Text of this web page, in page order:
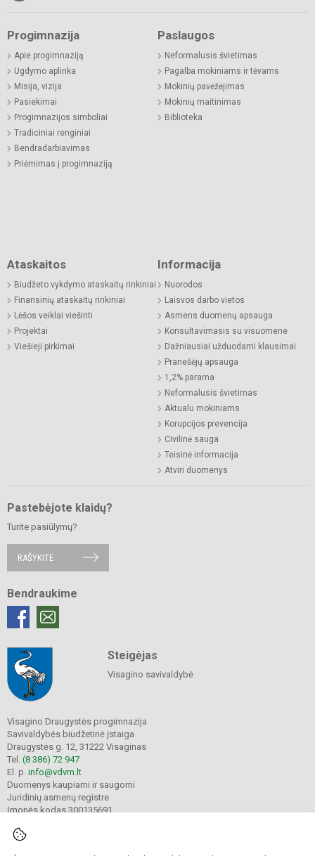
Progimnazija
Apie progimnaziją
Ugdymo aplinka
Misija, vizija
Pasiekimai
Progimnazijos simboliai
Tradiciniai renginiai
Bendradarbiavimas
Priėmimas į progimnaziją
Paslaugos
Neformalusis švietimas
Pagalba mokiniams ir tėvams
Mokinių pavėžėjimas
Mokinių maitinimas
Biblioteka
Ataskaitos
Biudžeto vykdymo ataskaitų rinkiniai
Finansinių ataskaitų rinkiniai
Lėšos veiklai viešinti
Projektai
Viešieji pirkimai
Informacija
Nuorodos
Laisvos darbo vietos
Asmens duomenų apsauga
Konsultavimasis su visuomene
Dažniausiai užduodami klausimai
Pranešėjų apsauga
1,2% parama
Neformalusis švietimas
Aktualu mokiniams
Korupcijos prevencija
Civilinė sauga
Teisinė informacija
Atviri duomenys
Pastebėjote klaidų?
Turite pasiūlymų?
RAŠYKITE
Bendraukime
Steigėjas
Visagino savivaldybė
Visagino Draugystės progimnazija
Savivaldybės biudžetinė įstaiga
Draugystės g. 12, 31222 Visaginas
Tel. (8 386) 72 947
El. p. info@vdvm.lt
Duomenys kaupiami ir saugomi
Juridinių asmenų registre
Įmonės kodas 300135691